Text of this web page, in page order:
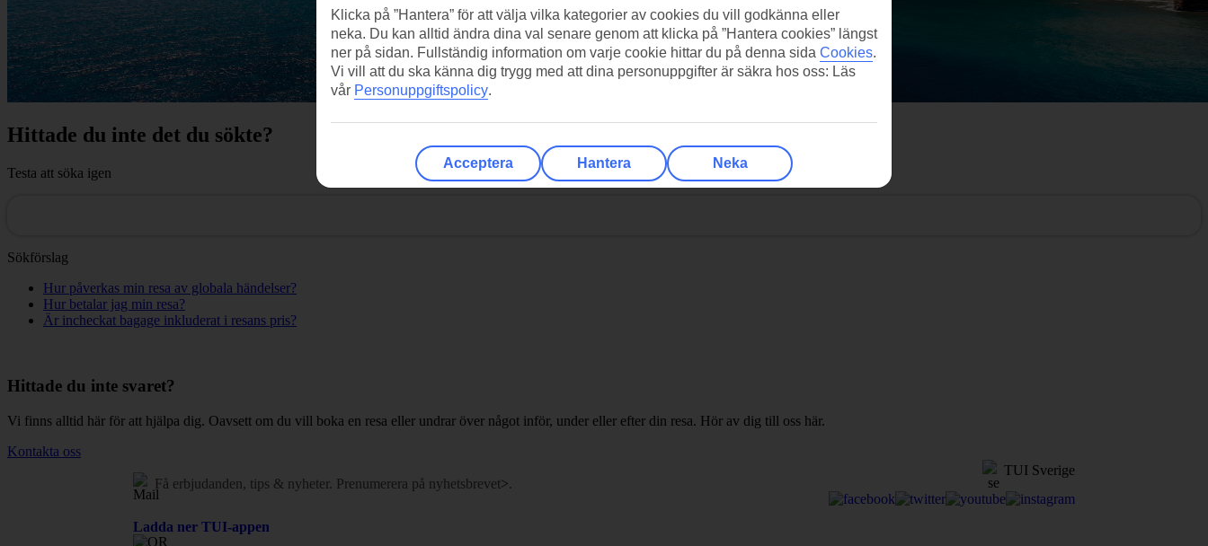
Hittade du inte det du sökte?
Testa att söka igen
Sökförslag
Hur påverkas min resa av globala händelser?
Hur betalar jag min resa?
Är incheckat bagage inkluderat i resans pris?
Hittade du inte svaret?
Vi finns alltid här för att hjälpa dig. Oavsett om du vill boka en resa eller undrar över något inför, under eller efter din resa. Hör av dig till oss här.
Kontakta oss
Få erbjudanden, tips & nyheter. Prenumerera på nyhetsbrevet>.
TUI Sverige
Ladda ner TUI-appen
Klicka på ”Hantera” för att välja vilka kategorier av cookies du vill godkänna eller
neka. Du kan alltid ändra dina val senare genom att klicka på ”Hantera cookies” längst
ner på sidan. Fullständig information om varje cookie hittar du på denna sida Cookies.
Vi vill att du ska känna dig trygg med att dina personuppgifter är säkra hos oss: Läs
vår Personuppgiftspolicy.
Acceptera Hantera Neka